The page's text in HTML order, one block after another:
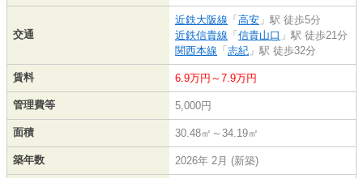
交通
近鉄大阪線 「 高安 」駅 徒歩5分
近鉄信貴線 「 信貴山口 」駅 徒歩21分
関西本線 「 志紀 」駅 徒歩32分
賃料 6.9万円～7.9万円
管理費等 5,000円
面積 30.48㎡～34.19㎡
築年数 2026年 2月 (新築)